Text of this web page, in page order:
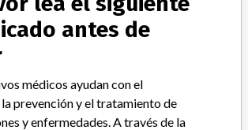
WOUND MANAGEMENT
antes de
médicos ayudan con el
prevención y el tratamiento de
y enfermedades. A través de la